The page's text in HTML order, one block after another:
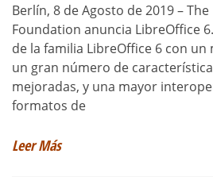
Berlín, 8 de Agosto de 2019 –
Foundation anuncia LibreOffice
de la familia LibreOffice 6 con
un gran número de
mejoradas, y una mayor
formatos de
Leer Más